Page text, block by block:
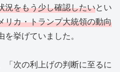
況をもう少し確認したいとい
リカ・トランプ大統領の動向
を挙げていました。
「次の利上げの判断に至るに